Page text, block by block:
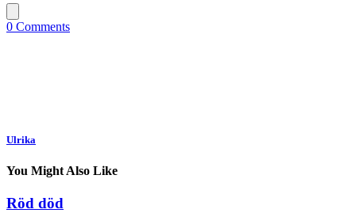
0 Comments
Ulrika
You Might Also Like
Röd död